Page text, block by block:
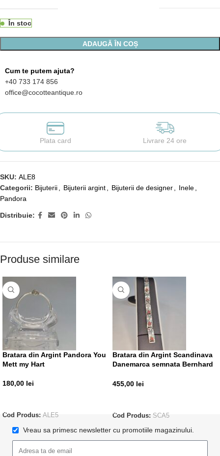
În stoc
ADAUGĂ ÎN COȘ
Cum te putem ajuta?
+40 733 174 856
office@cocotteantique.ro
Plata card Livrare 24 ore
SKU: ALE8
Categorii: Bijuterii Bijuterii argint Bijuterii de designer Inele
Pandora
Distribuie:
Produse similare
Bratara din Argint Pandora You
Mett my Hart
180,00 lei
Cod Produs: ALE5
Bratara din Argint Scandinava
Danemarca semnata Bernhard
455,00 lei
Cod Produs: SCA5
Vreau sa primesc newsletter cu promotiile magazinului.